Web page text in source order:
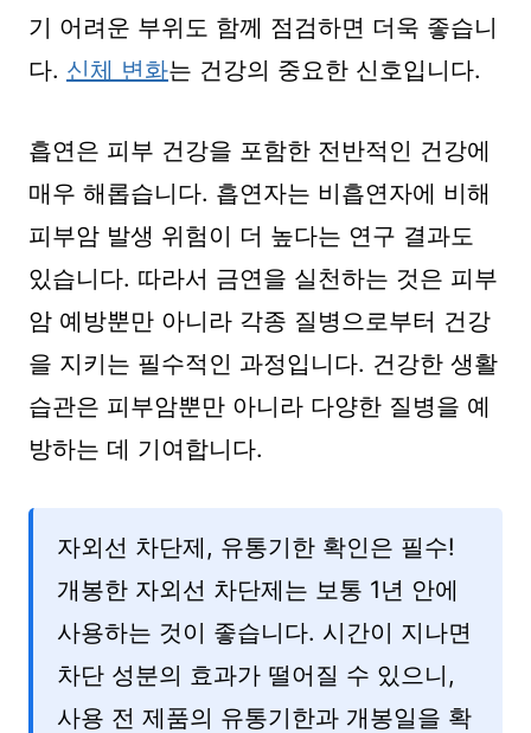
기 어려운 부위도 함께 점검하면 더욱 좋습니
다. 신체 변화는 건강의 중요한 신호입니다.
흡연은 피부 건강을 포함한 전반적인 건강에
매우 해롭습니다. 흡연자는 비흡연자에 비해
피부암 발생 위험이 더 높다는 연구 결과도
있습니다. 따라서 금연을 실천하는 것은 피부
암 예방뿐만 아니라 각종 질병으로부터 건강
을 지키는 필수적인 과정입니다. 건강한 생활
습관은 피부암뿐만 아니라 다양한 질병을 예
방하는 데 기여합니다.
자외선 차단제, 유통기한 확인은 필수!
개봉한 자외선 차단제는 보통 1년 안에
사용하는 것이 좋습니다. 시간이 지나면
차단 성분의 효과가 떨어질 수 있으니,
사용 전 제품의 유통기한과 개봉일을 확